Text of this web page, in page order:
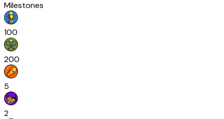
Milestones
100
200
5
2